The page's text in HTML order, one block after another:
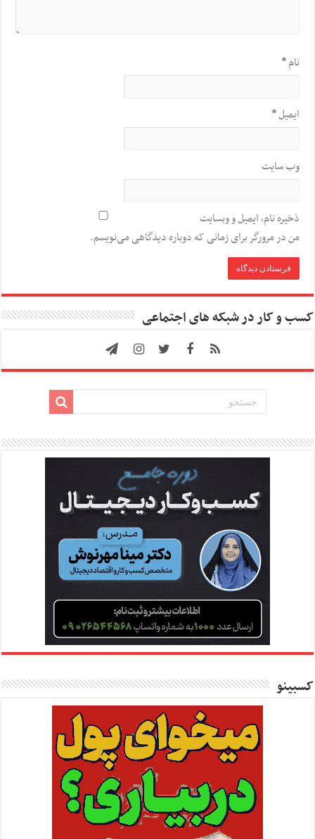
نام*
ایمیل*
وب‌ سایت
ذخیره نام، ایمیل و وبسایت
من در مرورگر برای زمانی که دوباره دیدگاهی می‌نویسم.
کسب و کار در شبکه های اجتماعی
کسبینو